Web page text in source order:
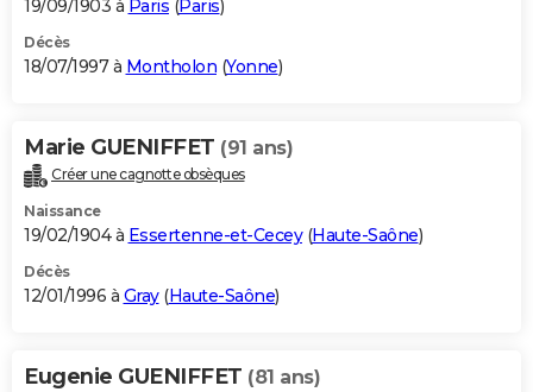
19/09/1903 à Paris (Paris)
Décès
18/07/1997 à Montholon (Yonne)
Marie GUENIFFET (91 ans)
Créer une cagnotte obsèques
Naissance
19/02/1904 à Essertenne-et-Cecey(Haute-Saône)
Décès
12/01/1996 à Gray(Haute-Saône)
Eugenie GUENIFFET (81 ans)